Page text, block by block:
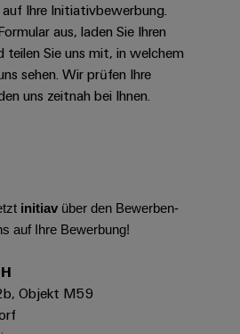
Ihre Initiativbewerbung.
aus, laden Sie Ihren
teilen Sie uns mit, in welchem
sehen. Wir prüfen Ihre
uns zeitnah bei Ihnen.
initiav über den Bewerben-
auf Ihre Bewerbung!
Objekt M59